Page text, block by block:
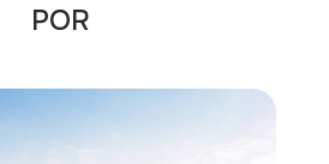
POR